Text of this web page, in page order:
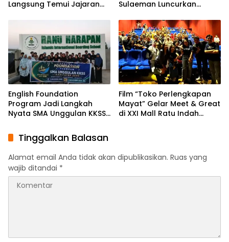
Langsung Temui Jajaran
Sulaeman Luncurkan
Program
English Foundation
Program Jadi Langkah
Nyata SMA Unggulan KKSS
Berdaya Saing Global
Film “Toko Perlengkapan
Mayat” Gelar Meet & Great
di XXI Mall Ratu Indah
Tinggalkan Balasan
Alamat email Anda tidak akan dipublikasikan. Ruas yang
wajib ditandai *